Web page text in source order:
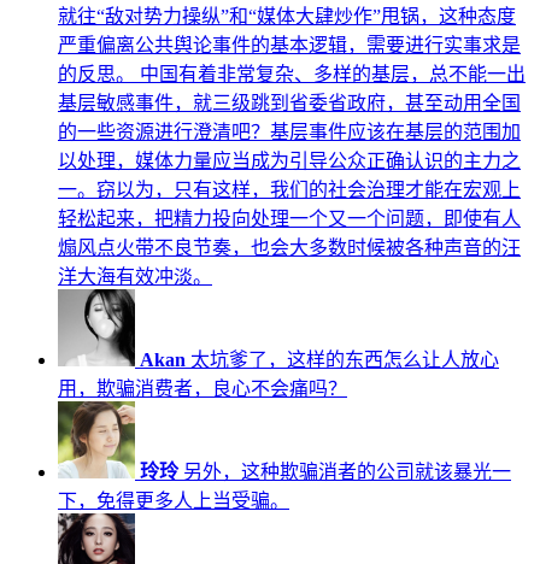
就往“敌对势力操纵”和“媒体大肆炒作”甩锅，这种态度
严重偏离公共舆论事件的基本逻辑，需要进行实事求是
的反思。 中国有着非常复杂、多样的基层，总不能一出
基层敏感事件，就三级跳到省委省政府，甚至动用全国
的一些资源进行澄清吧？基层事件应该在基层的范围加
以处理，媒体力量应当成为引导公众正确认识的主力之
一。窃以为，只有这样，我们的社会治理才能在宏观上
轻松起来，把精力投向处理一个又一个问题，即使有人
煽风点火带不良节奏，也会大多数时候被各种声音的汪
洋大海有效冲淡。
Akan 太坑爹了，这样的东西怎么让人放心
用，欺骗消费者，良心不会痛吗？
玲玲另外，这种欺骗消者的公司就该暴光一
下，免得更多人上当受骗。